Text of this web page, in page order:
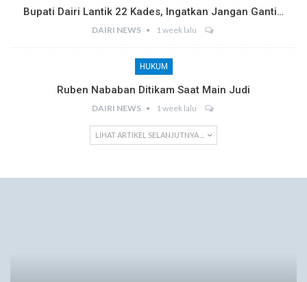
Bupati Dairi Lantik 22 Kades, Ingatkan Jangan Ganti…
DAIRI NEWS 1 week lalu
HUKUM
Ruben Nababan Ditikam Saat Main Judi
DAIRI NEWS 1 week lalu
LIHAT ARTIKEL SELANJUTNYA ...